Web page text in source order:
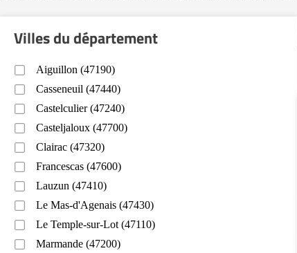
Villes du département
Aiguillon (47190)
Casseneuil (47440)
Castelculier (47240)
Casteljaloux (47700)
Clairac (47320)
Francescas (47600)
Lauzun (47410)
Le Mas-d'Agenais (47430)
Le Temple-sur-Lot (47110)
Marmande (47200)